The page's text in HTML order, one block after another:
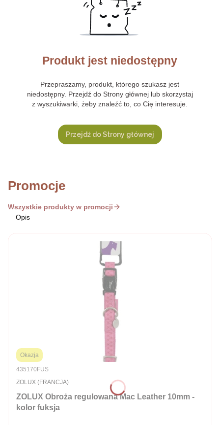
Produkt jest niedostępny
Przepraszamy, produkt, którego szukasz jest
niedostępny. Przejdź do Strony głównej lub skorzystaj
z wyszukiwarki, żeby znaleźć to, co Cię interesuje.
Przejdź do Strony głównej
Promocje
Wszystkie produkty w promocji
Opis
Okazja
Kod produktu
435170FUS
ZOLUX Obroża regulowana Mac Leather 10mm -
kolor fuksja
PRODUCENT
ZOLUX (FRANCJA)